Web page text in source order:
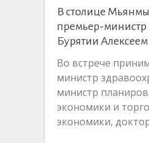
В столице
премьер-министр
Бурятии
Во встрече
министр
министр
экономики и
экономики,